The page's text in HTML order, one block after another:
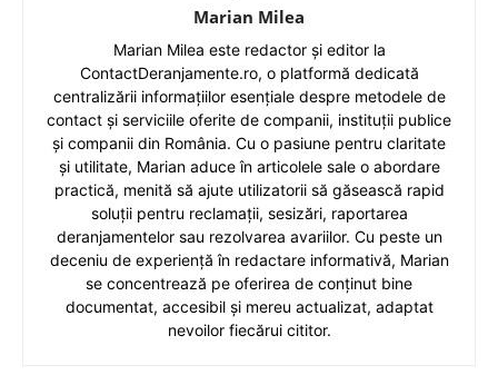
Marian Milea
Marian Milea este redactor și editor la
ContactDeranjamente.ro, o platformă dedicată
centralizării informațiilor esențiale despre metodele de
contact și serviciile oferite de companii, instituții publice
și companii din România. Cu o pasiune pentru claritate
și utilitate, Marian aduce în articolele sale o abordare
practică, menită să ajute utilizatorii să găsească rapid
soluții pentru reclamații, sesizări, raportarea
deranjamentelor sau rezolvarea avariilor. Cu peste un
deceniu de experiență în redactare informativă, Marian
se concentrează pe oferirea de conținut bine
documentat, accesibil și mereu actualizat, adaptat
nevoilor fiecărui cititor.